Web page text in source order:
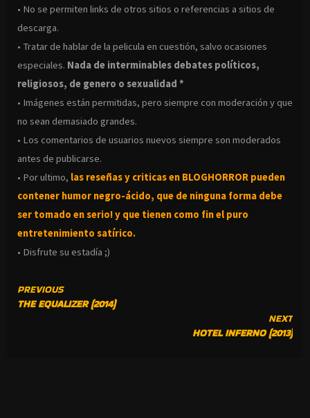
• No se permiten links de otros sitios o referencias a sitios de
descarga.
• Tratar de hablar de la pelicula en cuestión, salvo ocasiones
especiales. Nada de interminables debates políticos,
religiosos, de genero o sexualidad *
• Imágenes están permitidas, pero siempre con moderación y que
no sean demasiado grandes.
• Los comentarios de usuarios nuevos siempre son moderados
antes de publicarse.
• Por ultimo, las reseñas y criticas en BLOGHORROR pueden
contener humor negro-ácido, que de ninguna forma debe
ser tomado en serio! y que tienen como fin el puro
entretenimiento satírico.
• Disfrute su estadía ;)
CONTINUE
READING
PREVIOUS
THE EQUALIZER (2014)
NEXT
HOTEL INFERNO (2013)